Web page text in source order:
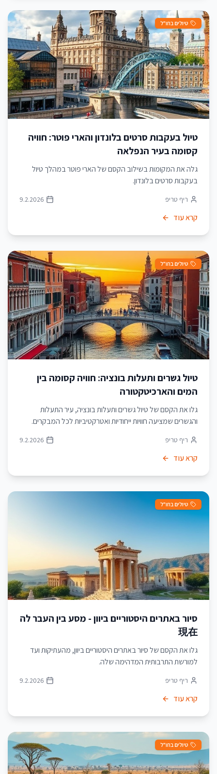
טיולים בחו"ל
טיול בעקבות סרטים בלונדון והארי פוטר: חוויה
קסומה בעיר הנפלאה
גלה את המקומות בשילוב הקסם של הארי פוטר במהלך טיול
בעקבות סרטים בלונדון.
ריף טריפ 9.2.2026
קרא עוד
טיולים בחו"ל
טיול גשרים ותעלות בונציה: חוויה קסומה בין
המים והארכיטקטורה
גלו את הקסם של טיול גשרים ותעלות בונציה, עיר התעלות
והגשרים שמציעה חוויות ייחודיות ואטרקטיביות לכל המבקרים.
ריף טריפ 9.2.2026
קרא עוד
טיולים בחו"ל
סיור באתרים היסטוריים ביוון - מסע בין העבר לה
現在
גלו את הקסם של סיור באתרים היסטוריים ביוון, מהעתיקות ועד
למורשת התרבותית המדהימה שלה.
ריף טריפ 9.2.2026
קרא עוד
טיולים בחו"ל